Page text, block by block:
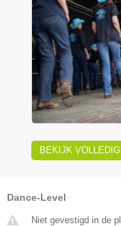
BEKIJK VOLLEDIG
Dance-Level
Niet gevestigd in de